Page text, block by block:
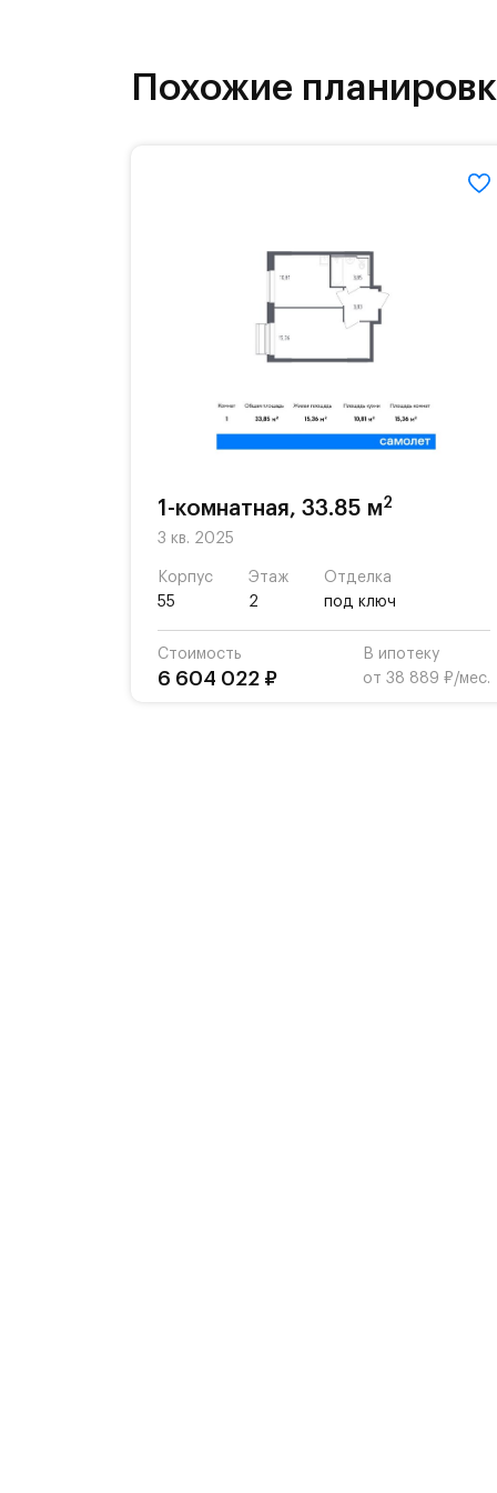
На территории квартала возведут
детей есть возможность посещения
Похожие
1-комнатная, 33.85 м2
3 кв. 2025
Корпус
55
Этаж
2
Отделка
под ключ
Стоимость
6 604 022 ₽
В ипотеку
от 38 889 ₽/мес.